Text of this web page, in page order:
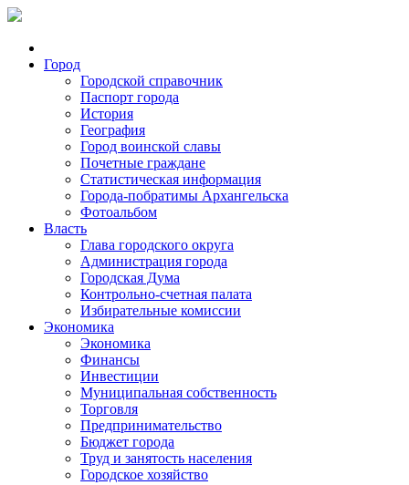
Город
Городской справочник
Паспорт города
История
География
Город воинской славы
Почетные граждане
Статистическая информация
Города-побратимы Архангельска
Фотоальбом
Власть
Глава городского округа
Администрация города
Городская Дума
Контрольно-счетная палата
Избирательные комиссии
Экономика
Экономика
Финансы
Инвестиции
Муниципальная собственность
Торговля
Предпринимательство
Бюджет города
Труд и занятость населения
Городское хозяйство